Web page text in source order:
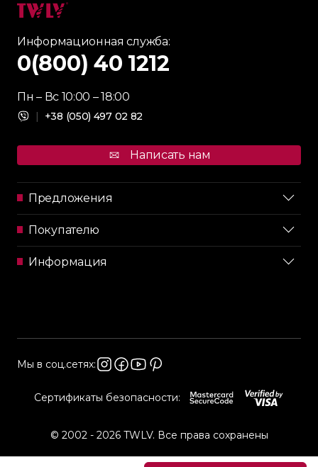
Информационная служба:
0(800) 40 1212
Пн – Вс 10:00 – 18:00
| +38 (050) 497 02 82
Написать нам
Предложения
Покупателю
Информация
Сертификаты безопасности:
Мы в соц.сетях:
© 2002 - 2026 TWLV. Все права сохранены